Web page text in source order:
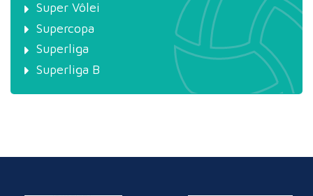
Super Vôlei
Supercopa
Superliga
Superliga B